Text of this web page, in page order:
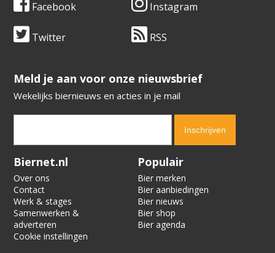
Facebook Instagram
Twitter RSS
​​​​​​​Meld je aan voor onze nieuwsbrief
Wekelijks biernieuws en acties in je mail
Verification code:
Biernet.nl
Over ons
Contact
Werk & stages
Samenwerken &
adverteren
Cookie instellingen
Populair
Bier merken
Bier aanbiedingen
Bier nieuws
Bier shop
Bier agenda